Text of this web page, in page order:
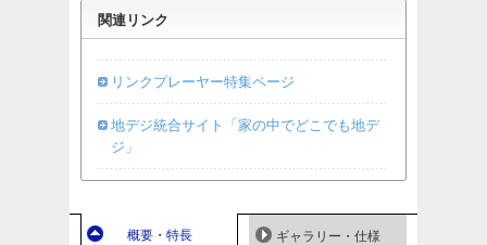
関連リンク
リンクプレーヤー特集ページ
地デジ統合サイト「家の中でどこでも地デ
ジ」
概要・特長 ギャラリー・仕様